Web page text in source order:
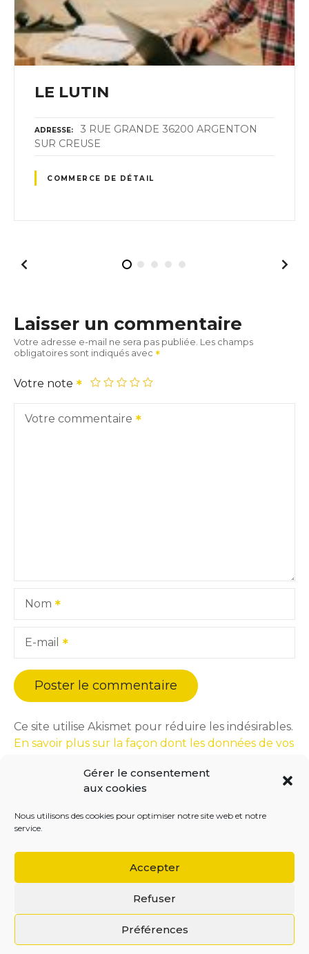
Gérer le consentement
aux cookies
Nous utilisons des cookies pour optimiser notre site web et notre
service.
Accepter
Refuser
Préférences
LE LUTIN
ADRESSE
3 RUE GRANDE 36200 ARGENTON
SUR CREUSE
COMMERCE DE DÉTAIL
Laisser un commentaire
Votre adresse e-mail ne sera pas publiée. Les champs
obligatoires sont indiqués avec
Votre note
Votre commentaire
Nom
E-mail
Ce site utilise Akismet pour réduire les indésirables.
En savoir plus sur la façon dont les données de vos
BEGOODINWEB | 2021 ©